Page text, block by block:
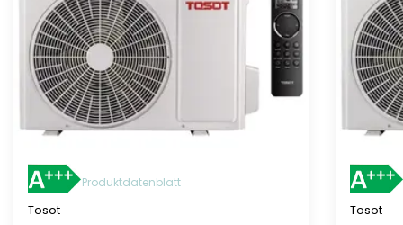
Produktdatenblatt
Tosot
Tosot